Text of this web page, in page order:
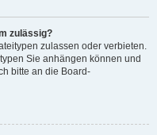
zulässig?
zulassen oder verbieten.
Sie anhängen können und
bitte an die Board-